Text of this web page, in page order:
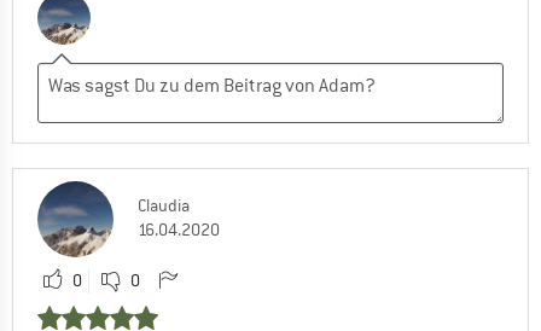
Claudia
16.04.2020
0 0